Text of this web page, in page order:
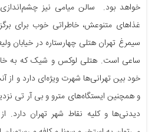
خواهد بود. سالن میامی نیز چشم‌اندازی
غذاهای متنوعش، خاطراتی خوب برای
سیمرغ تهران هتلی چهارستاره در خیابان
ساعی است. هتلی لوکس و شیک که به
خود بین تهرانی‌ها شهرت ویژه‌ای دارد و از
و همچنین ایستگاه‌های مترو و بی آر تی
دیدنی‌ها و کلیه نقاط شهر تهران دارد.